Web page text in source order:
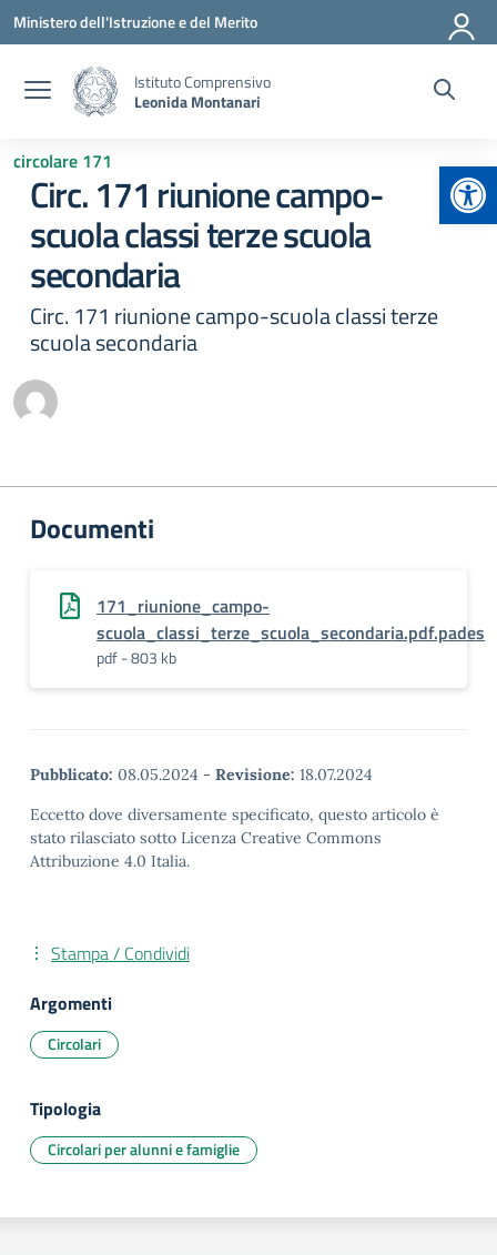
Vai ai contenuti
Vai al menu di navigazione
Vai al footer
Ministero dell'Istruzione e del Merito
Istituto Comprensivo
Leonida Montanari
circolare 171
Circ. 171 riunione campo-
scuola classi terze scuola
secondaria
Circ. 171 riunione campo-scuola classi terze
scuola secondaria
Documenti
171_riunione_campo-
scuola_classi_terze_scuola_secondaria.pdf.pades
pdf - 803 kb
Pubblicato: 08.05.2024 - Revisione: 18.07.2024
Eccetto dove diversamente specificato, questo articolo è
stato rilasciato sotto Licenza Creative Commons
Attribuzione 4.0 Italia.
Stampa / Condividi
Argomenti
Circolari
Tipologia
Circolari per alunni e famiglie